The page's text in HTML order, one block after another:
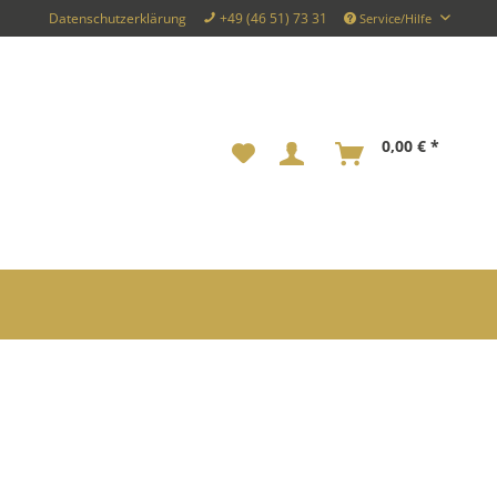
Datenschutzerklärung +49 (46 51) 73 31 Service/Hilfe
0,00 € *